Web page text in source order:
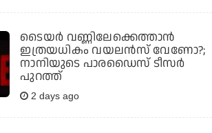
ടൈയര്‍ വണ്ണിലേക്കെത്താന്‍
ഇത്രയധികം വയലന്‍സ് വേണോ?;
നാനിയുടെ പാരഡൈസ് ടീസര്‍
പുറത്ത്
2 days ago